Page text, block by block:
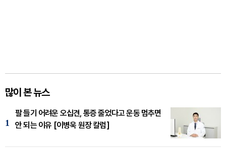
많이 본 뉴스
1
팔 들기 어려운 오십견, 통증 줄었다고 운동 멈추면
안 되는 이유 [이병욱 원장 칼럼]